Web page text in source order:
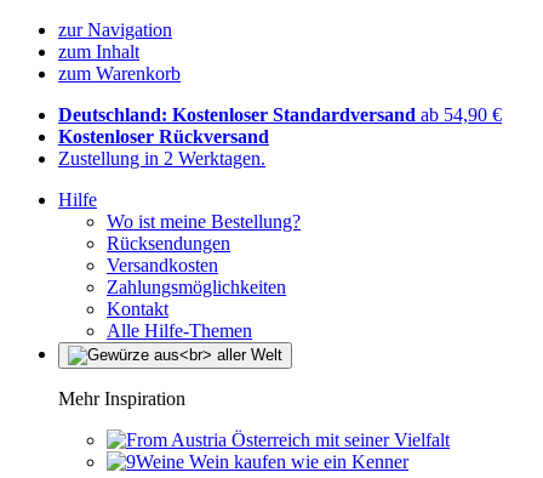
zur Navigation
zum Inhalt
zum Warenkorb
Deutschland: Kostenloser Standardversand ab 54,90 €
Kostenloser Rückversand
Zustellung in 2 Werktagen.
Hilfe
Wo ist meine Bestellung?
Rücksendungen
Versandkosten
Zahlungsmöglichkeiten
Kontakt
Alle Hilfe-Themen
Mehr Inspiration
Österreich mit seiner Vielfalt
Wein kaufen wie ein Kenner